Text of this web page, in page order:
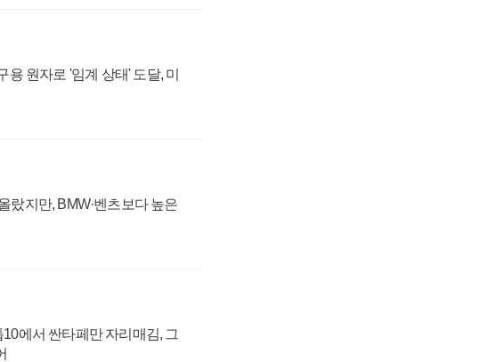
원자로 '임계 상태' 도달, 미
랐지만, BMW·벤츠보다 높은
에서 싼타페만 자리매김, 그